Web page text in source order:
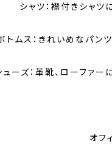
シャツ：襟付きシャツ
トムス：きれいめなパン
ューズ：革靴、ローファ
オフ